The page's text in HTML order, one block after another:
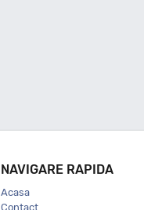
NAVIGARE RAPIDA
Acasa
Contact